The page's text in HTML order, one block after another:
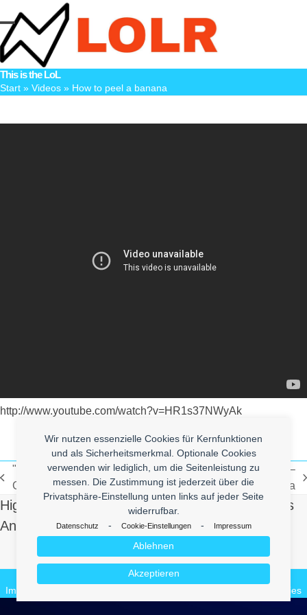
to
content
Wir nutzen essenzielle Cookies für Kernfunktionen
und als Sicherheitsmerkmal. Optionale Cookies
verwenden wir lediglich, um die Seitenleistung zu
messen. Die Zustimmung ist jederzeit über die
Privatsphäre-Einstellung unten links auf jeder Seite
widerrufbar.
Datenschutz - Cookie-Einstellungen - Impressum
Akzeptieren
Ablehnen
Open
mobile
menu
Close
mobile
menu
This is the LoL
Start » Videos » How to peel a banana
http://www.youtube.com/watch?v=HR1s37NWyAk
vorheriger
Beitrag:
"The Longer You Procrastinate" The
Graphical Truth
Nächster
Beitrag:
Picachu Girls –
haha
High Quality Uberlol Content for You. Contact us
And Send Us Yours!
Make it Lol
enym - medienkompetenz
Impressum
Cookies